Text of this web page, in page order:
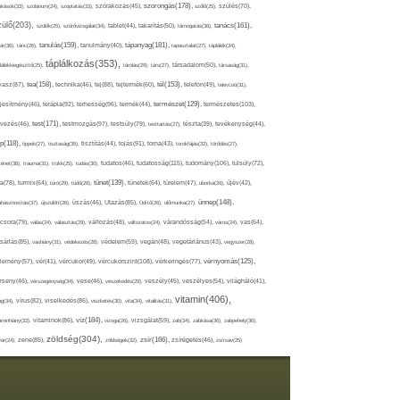
szolárium(24), szoptatás(33), szórakozás(45), szorongás(178), szőlő(25), szülés(70),
szülők(25), szűrővizsgálat(34), tablet(44), takarítás(50), támogatás(36), tanács(161),
tánc(26), tanulás(159), tanulmány(40), tápanyag(181), tapasztalat(27), táplálék(34),
táplálkozás(353), tárolás(29), társ(27), társadalom(50), társaság(31),
tea(158), technika(46), tej(88), tejtermék(60), tél(153), telefon(49), televízió(31),
terápia(92), terhesség(96), termék(44), természet(129), természetes(103),
test(171), testmozgás(97), testsúly(79), testtartás(27), tészta(39), tevékenység(44),
tippek(27), tisztaság(35), tisztítás(44), tojás(91), torna(43), torokfájás(32), törődés(27),
trauma(31), trükk(25), tudás(30), tudatos(46), tudatosság(115), tudomány(106), túlsúly(72),
turmix(64), túró(29), tüdő(28), tünet(139), tünetek(64), türelem(47), uborka(26), újév(42),
újszülött(26), úszás(46), Utazás(85), Üdítő(26), ülőmunka(27), ünnep(148),
válás(24), választás(29), változás(48), változatos(24), várandósság(54), város(24), vas(64),
vashiány(31), védekezés(28), védelem(59), vegán(48), vegetáriánus(43), vegyszer(28),
vér(41), vércukor(49), vércukorszint(108), vérkeringés(77), vérnyomás(125),
vérszegénység(34), vese(46), veszekedés(29), veszély(45), veszélyes(54), világháló(41),
vírus(82), viselkedés(86), viszketés(30), vita(34), vitalitás(31), vitamin(406),
vitaminok(86), víz(184), vizsga(26), vizsgálat(59), zab(34), zabkása(36), zabpehely(36),
zene(85), zöldség(304), zöldségek(32), zsír(166), zsírégetés(46), zsírsav(25)